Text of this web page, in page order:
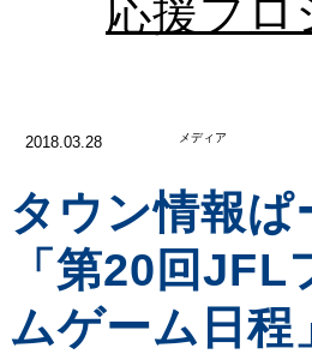
応援プロ
2018.03.28 メディア
タウン情報
「第20回
ムゲーム日程